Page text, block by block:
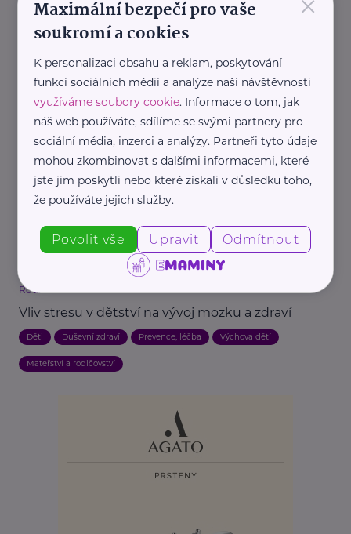
Ministerstvo zdravotnictví ČR
Tresty ve výchově dětí
Děti Domácí násilí Chování Násilí Rodič Rodina
Rodinná síť
Vliv stresu v dětství na vývoj mozku a zdraví
Děti Duševní zdraví Prevence, léčba Výchova dětí
Mateřství a rodičovství
Maximální bezpečí pro vaše
soukromí a cookies
K personalizaci obsahu a reklam, poskytování
funkcí sociálních médií a analýze naší návštěvnosti
využíváme soubory cookie. Informace o tom, jak
náš web používáte, sdílíme se svými partnery pro
sociální média, inzerci a analýzy. Partneři tyto údaje
mohou zkombinovat s dalšími informacemi, které
jste jim poskytli nebo které získali v důsledku toho,
že používáte jejich služby.
Povolit vše Upravit Odmítnout